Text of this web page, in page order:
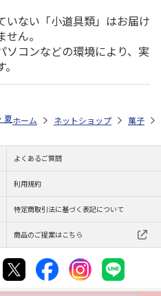
いない「小道具類」はお届け
ん。
ソコンなどの環境により、実
夏ギフト特集 2026 ゆうゆうギフト
ホーム ネットショップ 菓子
よくあるご質問
利用規約
特定商取引法に基づく表記について
商品のご提案はこちら